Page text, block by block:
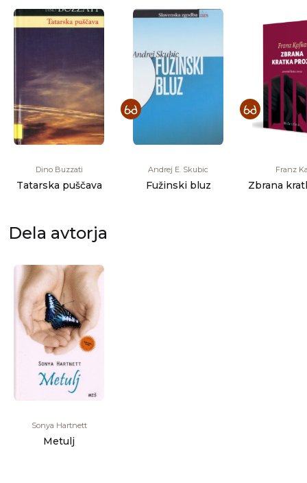
Dino Buzzati
Tatarska puščava
Andrej E. Skubic
Fužinski bluz
Franz
Zbrana
Dela avtorja
Sonya Hartnett
Metulj